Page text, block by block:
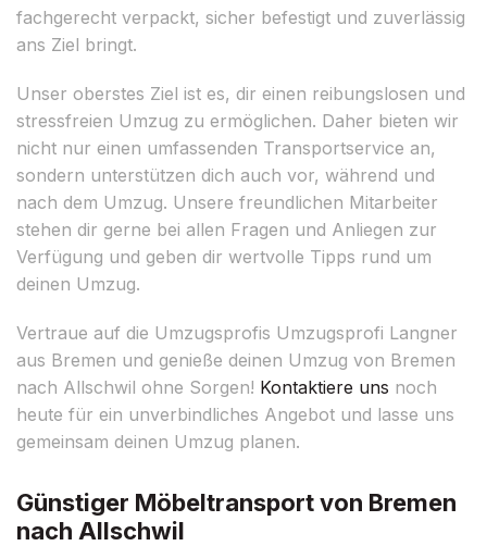
fachgerecht verpackt, sicher befestigt und zuverlässig
ans Ziel bringt.
Unser oberstes Ziel ist es, dir einen reibungslosen und
stressfreien Umzug zu ermöglichen. Daher bieten wir
nicht nur einen umfassenden Transportservice an,
sondern unterstützen dich auch vor, während und
nach dem Umzug. Unsere freundlichen Mitarbeiter
stehen dir gerne bei allen Fragen und Anliegen zur
Verfügung und geben dir wertvolle Tipps rund um
deinen Umzug.
Vertraue auf die Umzugsprofis Umzugsprofi Langner
aus Bremen und genieße deinen Umzug von Bremen
nach Allschwil ohne Sorgen! Kontaktiere uns noch
heute für ein unverbindliches Angebot und lasse uns
gemeinsam deinen Umzug planen.
Günstiger Möbeltransport von Bremen
nach Allschwil